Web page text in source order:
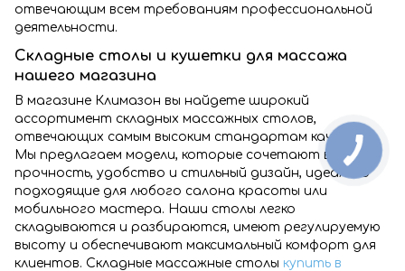
отвечающим всем требованиям профессиональной
деятельности.
Складные столы и кушетки для массажа
нашего магазина
В магазине Климазон вы найдете широкий
ассортимент складных массажных столов,
отвечающих самым высоким стандартам качества.
Мы предлагаем модели, которые сочетают в себе
прочность, удобство и стильный дизайн, идеально
подходящие для любого салона красоты или
мобильного мастера. Наши столы легко
складываются и разбираются, имеют регулируемую
высоту и обеспечивают максимальный комфорт для
клиентов. Складные массажные столы купить в